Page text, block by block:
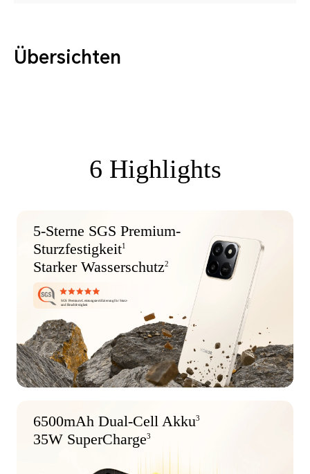
Übersichten
6 Highlights
5-Sterne SGS Premium-
Sturzfestigkeit1
Starker Wasserschutz2
SGS Premium-Leistungszertifizierung für Sturz-
und Bruchfestigkeit
6500mAh Dual-Cell Akku3
35W SuperCharge3